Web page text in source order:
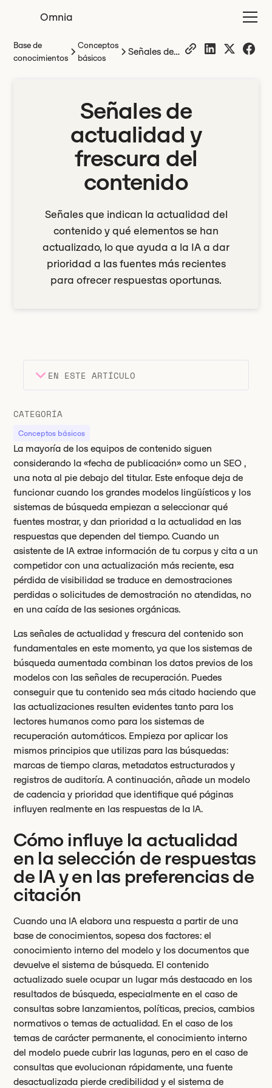
Omnia
Base de
conocimientos
Conceptos
básicos
Señales de
contenido
Señales de
actualidad y
frescura del
contenido
Señales que indican la actualidad del
contenido y qué elementos se han
actualizado, lo que ayuda a la IA a dar
prioridad a las fuentes más recientes
para ofrecer respuestas oportunas.
EN ESTE ARTÍCULO
Encabezado 2
Encabezado 3
Puntos clave
CATEGORÍA
Conceptos básicos
La mayoría de los equipos de contenido siguen
considerando la «fecha de publicación» como un SEO ,
una nota al pie debajo del titular. Este enfoque deja de
funcionar cuando los grandes modelos lingüísticos y los
sistemas de búsqueda empiezan a seleccionar qué
fuentes mostrar, y dan prioridad a la actualidad en las
respuestas que dependen del tiempo. Cuando un
asistente de IA extrae información de tu corpus y cita a un
competidor con una actualización más reciente, esa
pérdida de visibilidad se traduce en demostraciones
perdidas o solicitudes de demostración no atendidas, no
en una caída de las sesiones orgánicas.
Las señales de actualidad y frescura del contenido son
fundamentales en este momento, ya que los sistemas de
búsqueda aumentada combinan los datos previos de los
modelos con las señales de recuperación. Puedes
conseguir que tu contenido sea más citado haciendo que
las actualizaciones resulten evidentes tanto para los
lectores humanos como para los sistemas de
recuperación automáticos. Empieza por aplicar los
mismos principios que utilizas para las búsquedas:
marcas de tiempo claras, metadatos estructurados y
registros de auditoría. A continuación, añade un modelo
de cadencia y prioridad que identifique qué páginas
influyen realmente en las respuestas de la IA.
Cómo influye la actualidad
en la selección de respuestas
de IA y en las preferencias de
citación
Cuando una IA elabora una respuesta a partir de una
base de conocimientos, sopesa dos factores: el
conocimiento interno del modelo y los documentos que
devuelve el sistema de búsqueda. El contenido
actualizado suele ocupar un lugar más destacado en los
resultados de búsqueda, especialmente en el caso de
consultas sobre lanzamientos, políticas, precios, cambios
normativos o temas de actualidad. En el caso de los
temas de carácter permanente, el conocimiento interno
del modelo puede cubrir las lagunas, pero en el caso de
consultas que evolucionan rápidamente, una fuente
desactualizada pierde credibilidad y el sistema de